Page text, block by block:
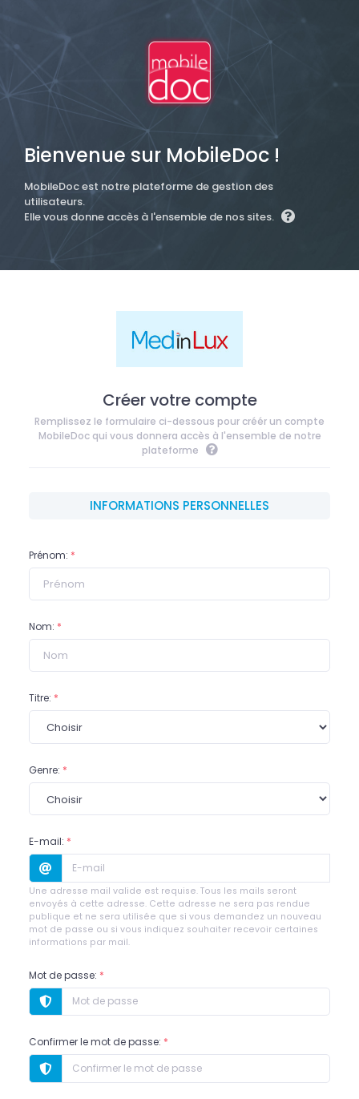
Bienvenue sur MobileDoc !
MobileDoc est notre plateforme de gestion des
utilisateurs.
Elle vous donne accès à l'ensemble de nos sites.
Créer votre compte
Remplissez le formulaire ci-dessous pour créér un compte
MobileDoc qui vous donnera accès à l'ensemble de notre
plateforme
INFORMATIONS PERSONNELLES
Prénom: *
Nom: *
Titre: *
Genre: *
E-mail: *
Une adresse mail valide est requise. Tous les mails seront
envoyés à cette adresse. Cette adresse ne sera pas rendue
publique et ne sera utilisée que si vous demandez un nouveau
mot de passe ou si vous indiquez souhaiter recevoir certaines
informations par mail.
Mot de passe: *
Confirmer le mot de passe: *